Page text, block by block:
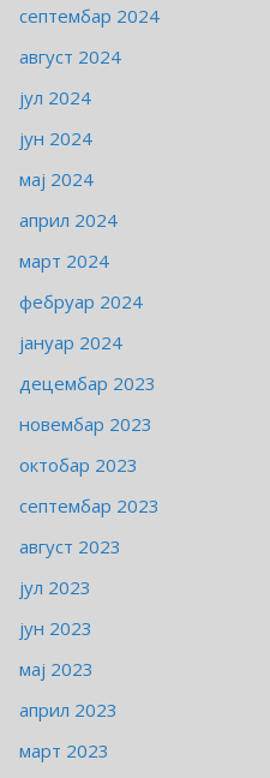
септембар 2024
август 2024
јул 2024
јун 2024
мај 2024
април 2024
март 2024
фебруар 2024
јануар 2024
децембар 2023
новембар 2023
октобар 2023
септембар 2023
август 2023
јул 2023
јун 2023
мај 2023
април 2023
март 2023